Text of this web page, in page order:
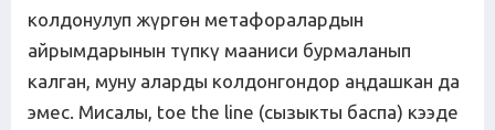
колдонулуп жүргөн метафоралардын
айрымдарынын түпкү мааниси бурмаланып
калган, муну аларды колдонгондор аңдашкан да
эмес. Мисалы, toe the line (сызыкты баспа) кээде